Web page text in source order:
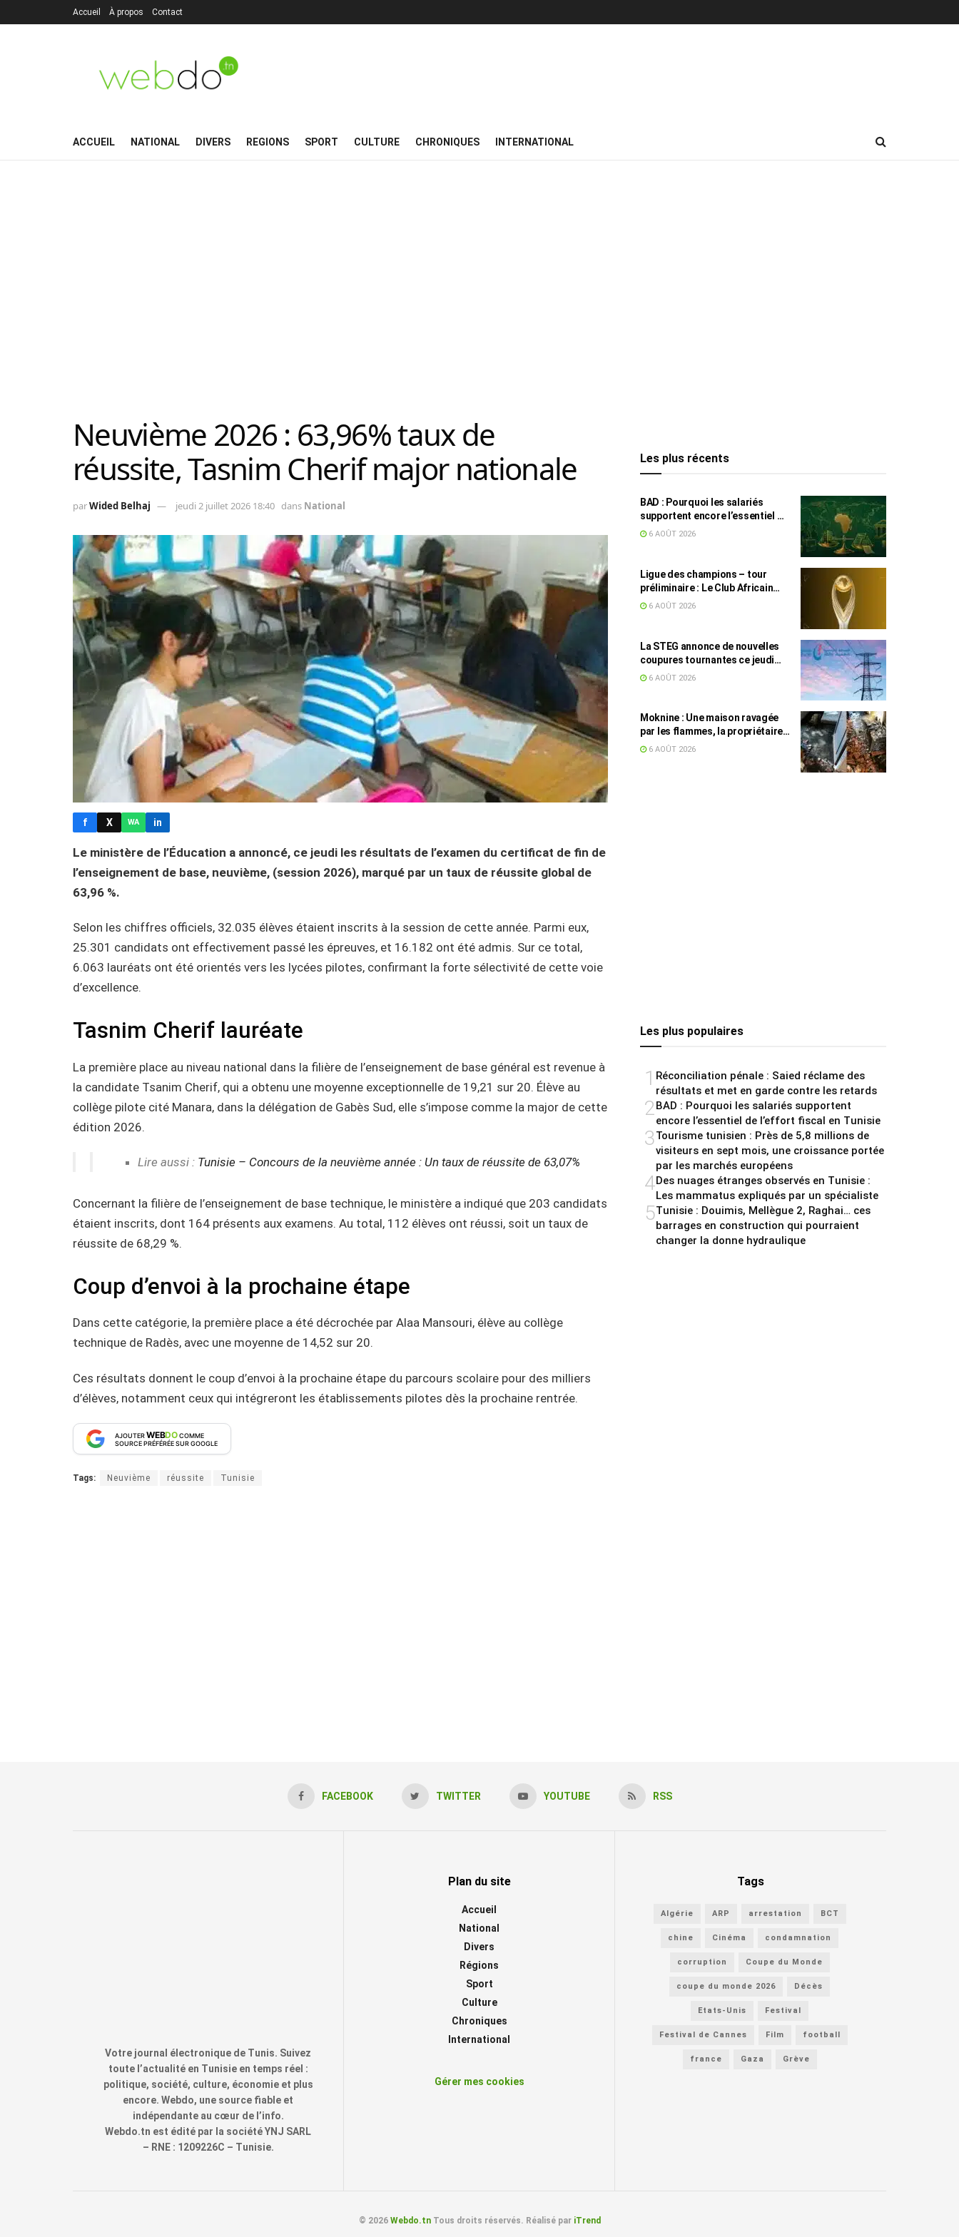
Accueil À propos Contact
ACCUEIL NATIONAL DIVERS REGIONS SPORT CULTURE CHRONIQUES INTERNATIONAL
Neuvième 2026 : 63,96% taux de
réussite, Tasnim Cherif major nationale
parWided Belhaj jeudi 2 juillet 2026 18:40 dans National
f X WA in
Le ministère de l’Éducation a annoncé, ce jeudi les résultats de l’examen du certificat de fin de
l’enseignement de base, neuvième, (session 2026), marqué par un taux de réussite global de
63,96 %.
Selon les chiffres officiels, 32.035 élèves étaient inscrits à la session de cette année. Parmi eux,
25.301 candidats ont effectivement passé les épreuves, et 16.182 ont été admis. Sur ce total,
6.063 lauréats ont été orientés vers les lycées pilotes, confirmant la forte sélectivité de cette voie
d’excellence.
Tasnim Cherif lauréate
La première place au niveau national dans la filière de l’enseignement de base général est revenue à
la candidate Tsanim Cherif, qui a obtenu une moyenne exceptionnelle de 19,21 sur 20. Élève au
collège pilote cité Manara, dans la délégation de Gabès Sud, elle s’impose comme la major de cette
édition 2026.
Lire aussi : Tunisie – Concours de la neuvième année : Un taux de réussite de 63,07%
Concernant la filière de l’enseignement de base technique, le ministère a indiqué que 203 candidats
étaient inscrits, dont 164 présents aux examens. Au total, 112 élèves ont réussi, soit un taux de
réussite de 68,29 %.
Coup d’envoi à la prochaine étape
Dans cette catégorie, la première place a été décrochée par Alaa Mansouri, élève au collège
technique de Radès, avec une moyenne de 14,52 sur 20.
Ces résultats donnent le coup d’envoi à la prochaine étape du parcours scolaire pour des milliers
d’élèves, notamment ceux qui intégreront les établissements pilotes dès la prochaine rentrée.
AJOUTERWEBDOCOMME
SOURCE PRÉFÉRÉE SUR GOOGLE
Tags: Neuvième réussite Tunisie
Les plus récents
BAD : Pourquoi les salariés
supportent encore l’essentiel de
l’effort fiscal en Tunisie
6 AOÛT 2026
Ligue des champions – tour
préliminaire : Le Club Africain
face au Djoliba AC
6 AOÛT 2026
La STEG annonce de nouvelles
coupures tournantes ce jeudi
dans plusieurs régions
6 AOÛT 2026
Moknine : Une maison ravagée
par les flammes, la propriétaire
accuse la STEG et la SONEDE
6 AOÛT 2026
Les plus populaires
1 Réconciliation pénale : Saied réclame des
résultats et met en garde contre les retards
2BAD : Pourquoi les salariés supportent
encore l’essentiel de l’effort fiscal en Tunisie
3Tourisme tunisien : Près de 5,8 millions de
visiteurs en sept mois, une croissance portée
par les marchés européens
4Des nuages étranges observés en Tunisie :
Les mammatus expliqués par un spécialiste
5Tunisie : Douimis, Mellègue 2, Raghai… ces
barrages en construction qui pourraient
changer la donne hydraulique
FACEBOOK TWITTER YOUTUBE RSS
Votre journal électronique de Tunis. Suivez
toute l’actualité en Tunisie en temps réel :
politique, société, culture, économie et plus
encore. Webdo, une source fiable et
indépendante au cœur de l’info.
Webdo.tn est édité par la société YNJ SARL
– RNE : 1209226C – Tunisie.
Plan du site
Accueil
National
Divers
Régions
Sport
Culture
Chroniques
International
Gérer mes cookies
Tags
Algérie ARP arrestation BCT
chine Cinéma condamnation
corruption Coupe du Monde
coupe du monde 2026 Décès
Etats-Unis Festival
Festival de Cannes Film football
france Gaza Grève
© 2026 Webdo.tnTous droits réservés. Réalisé par iTrend